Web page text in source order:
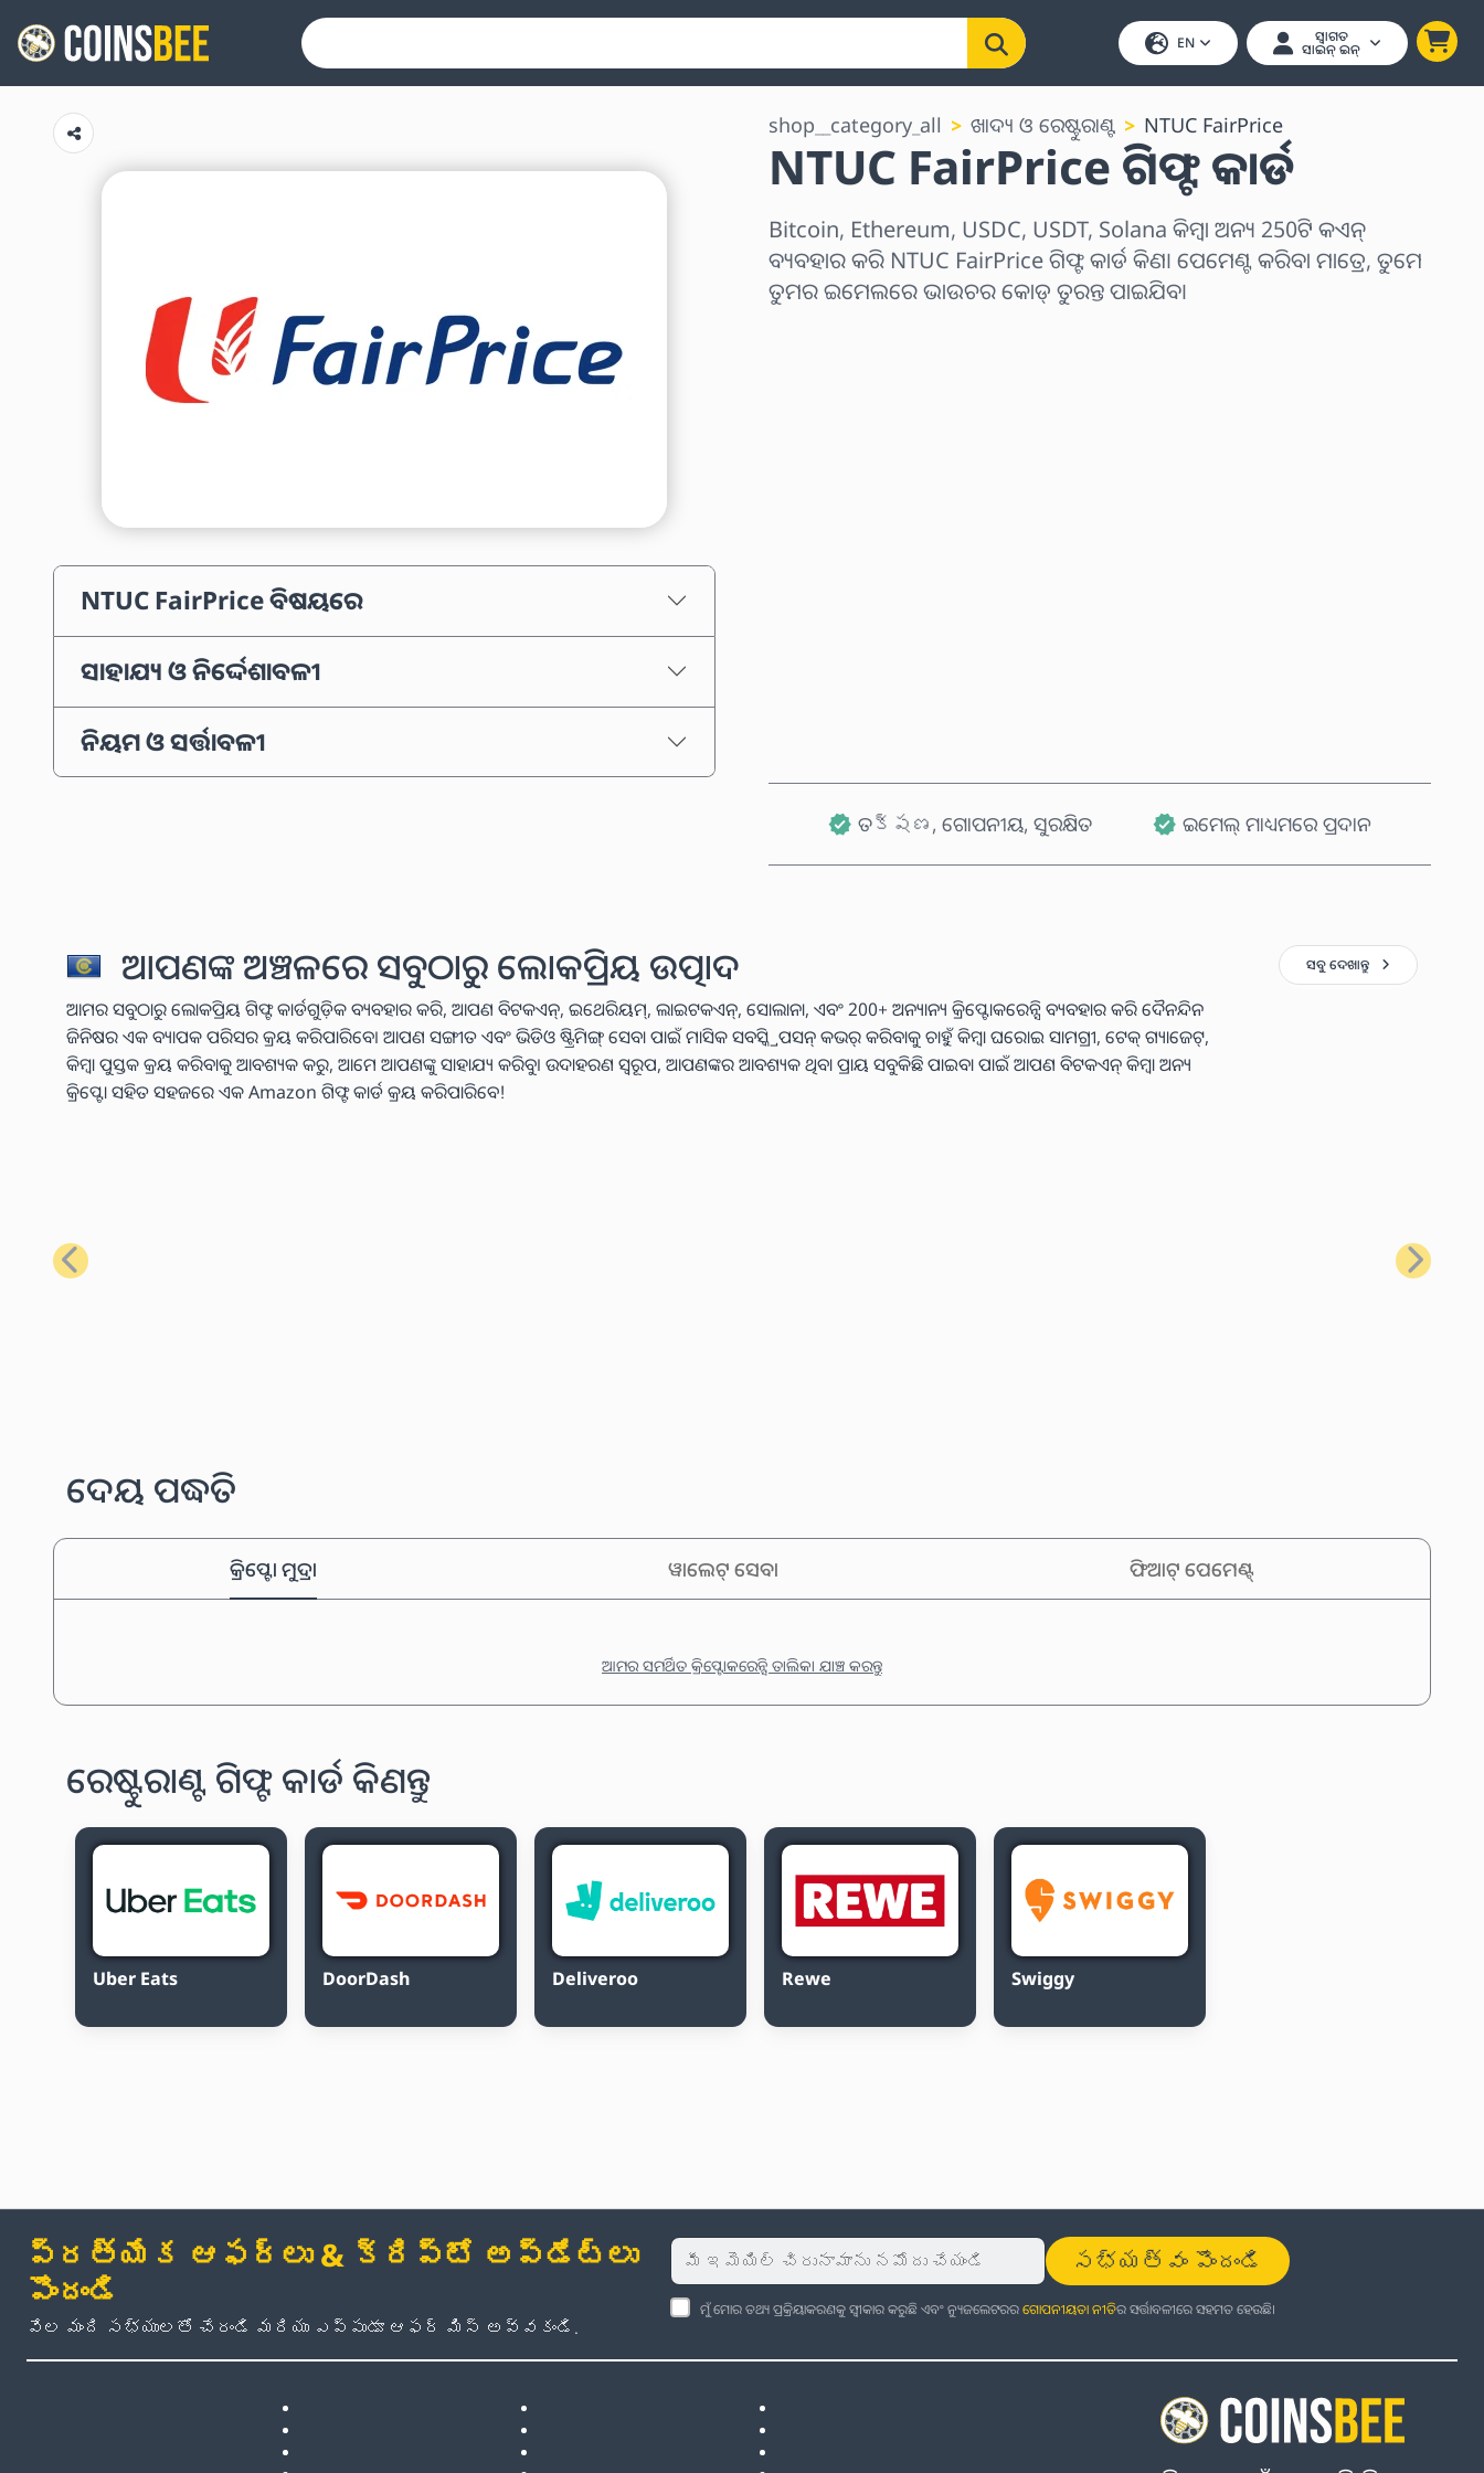
EN ସ୍ୱାଗତ
ସାଇନ୍ ଇନ୍
NTUC FairPrice ବିଷୟରେ
ସାହାଯ୍ୟ ଓ ନିର୍ଦ୍ଦେଶାବଳୀ
ନିୟମ ଓ ସର୍ତ୍ତାବଳୀ
shop__category_all ଖାଦ୍ୟ ଓ ରେଷ୍ଟୁରାଣ୍ଟ NTUC FairPrice
NTUC FairPrice ଗିଫ୍ଟ କାର୍ଡ
Bitcoin, Ethereum, USDC, USDT, Solana କିମ୍ବା ଅନ୍ୟ 250ଟି କଏନ୍
ବ୍ୟବହାର କରି NTUC FairPrice ଗିଫ୍ଟ କାର୍ଡ କିଣ। ପେମେଣ୍ଟ କରିବା ମାତ୍ରେ, ତୁମେ
ତୁମର ଇମେଲରେ ଭାଉଚର କୋଡ୍ ତୁରନ୍ତ ପାଇଯିବ।
ତక్షణ, ଗୋପନୀୟ, ସୁରକ୍ଷିତ ଇମେଲ୍ ମାଧ୍ୟମରେ ପ୍ରଦାନ
ଆପଣଙ୍କ ଅଞ୍ଚଳରେ ସବୁଠାରୁ ଲୋକପ୍ରିୟ ଉତ୍ପାଦ
ଆମର ସବୁଠାରୁ ଲୋକପ୍ରିୟ ଗିଫ୍ଟ କାର୍ଡଗୁଡ଼ିକ ବ୍ୟବହାର କରି, ଆପଣ ବିଟକଏନ୍, ଇଥେରିୟମ୍, ଲାଇଟକଏନ୍, ସୋଲାନା, ଏବଂ 200+ ଅନ୍ୟାନ୍ୟ କ୍ରିପ୍ଟୋକରେନ୍ସି ବ୍ୟବହାର କରି ଦୈନନ୍ଦିନ
ଜିନିଷର ଏକ ବ୍ୟାପକ ପରିସର କ୍ରୟ କରିପାରିବେ। ଆପଣ ସଙ୍ଗୀତ ଏବଂ ଭିଡିଓ ଷ୍ଟ୍ରିମିଙ୍ଗ୍ ସେବା ପାଇଁ ମାସିକ ସବସ୍କ୍ରିପସନ୍ କଭର୍ କରିବାକୁ ଚାହୁଁ କିମ୍ବା ଘରୋଇ ସାମଗ୍ରୀ, ଟେକ୍ ଗ୍ୟାଜେଟ୍,
କିମ୍ବା ପୁସ୍ତକ କ୍ରୟ କରିବାକୁ ଆବଶ୍ୟକ କରୁ, ଆମେ ଆପଣଙ୍କୁ ସାହାଯ୍ୟ କରିବୁ। ଉଦାହରଣ ସ୍ୱରୂପ, ଆପଣଙ୍କର ଆବଶ୍ୟକ ଥିବା ପ୍ରାୟ ସବୁକିଛି ପାଇବା ପାଇଁ ଆପଣ ବିଟକଏନ୍ କିମ୍ବା ଅନ୍ୟ
କ୍ରିପ୍ଟୋ ସହିତ ସହଜରେ ଏକ Amazon ଗିଫ୍ଟ କାର୍ଡ କ୍ରୟ କରିପାରିବେ!
ସବୁ ଦେଖାନ୍ତୁ
ପୂର୍ବ ପରବର୍ତ୍ତୀ
ଦେୟ ପଦ୍ଧତି
କ୍ରିପ୍ଟୋ ମୁଦ୍ରା ୱାଲେଟ୍ ସେବା ଫିଆଟ୍ ପେମେଣ୍ଟ୍
ଆମର ସମର୍ଥିତ କ୍ରିପ୍ଟୋକରେନ୍ସି ତାଲିକା ଯାଞ୍ଚ କରନ୍ତୁ
ରେଷ୍ଟୁରାଣ୍ଟ ଗିଫ୍ଟ କାର୍ଡ କିଣନ୍ତୁ
Uber Eats DoorDash Deliveroo Rewe Swiggy
ప్రత్యేక ఆఫర్లు & క్రిప్టో అప్‌డేట్‌లు
పొందండి
వేల మంది సభ్యులతో చేరండి మరియు ఎప్పుడూ ఆఫర్ మిస్ అవ్వకండి.
సభ్యత్వం పొందండి
ମୁଁ ମୋର ତଥ୍ୟ ପ୍ରକ୍ରିୟାକରଣକୁ ସ୍ୱୀକାର କରୁଛି ଏବଂ ନ୍ୟୁଜଲେଟରରଗୋପନୀୟତା ନୀତିର ସର୍ତ୍ତାବଳୀରେ ସହମତ ହେଉଛି।